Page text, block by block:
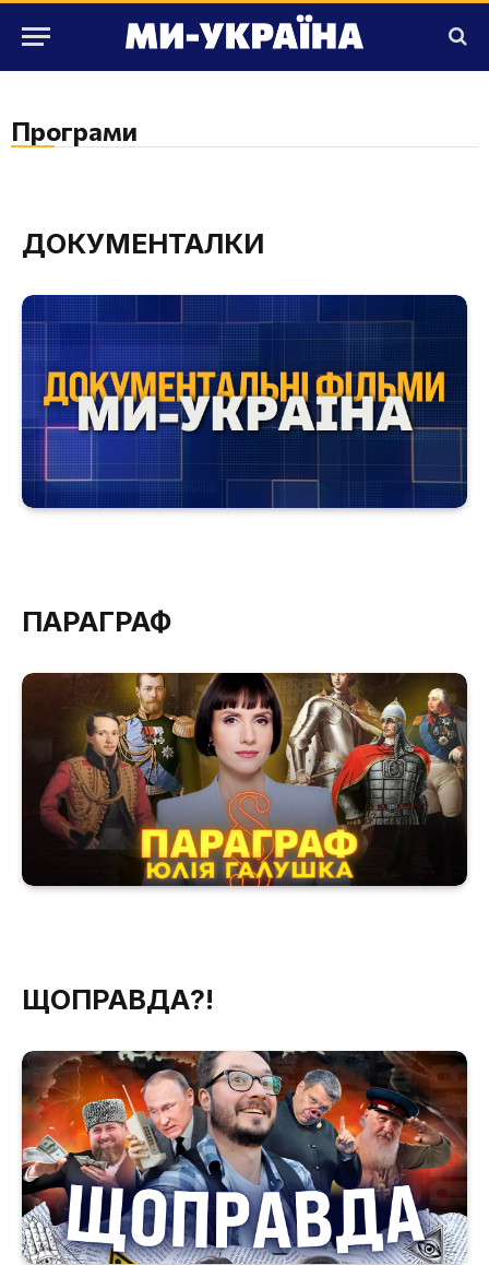
Програми
ДОКУМЕНТАЛКИ
ПАРАГРАФ
ЩОПРАВДА?!